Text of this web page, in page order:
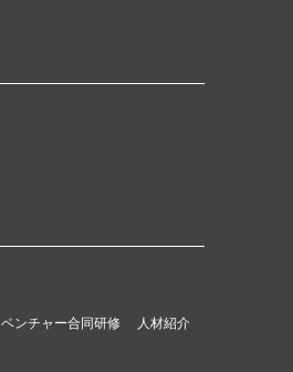
ベンチャー合同研修
人材紹介